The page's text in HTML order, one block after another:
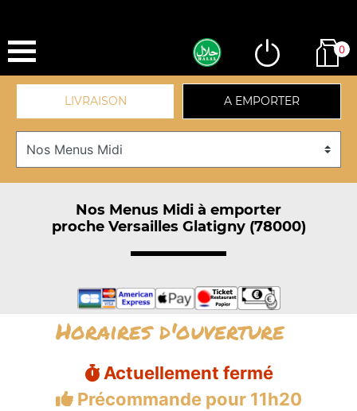
0
LIVRAISON A EMPORTER
Nos Menus Midi à emporter
proche Versailles Glatigny (78000)
Horaires d'ouverture
Actuellement fermé
Précommande pour 11h20